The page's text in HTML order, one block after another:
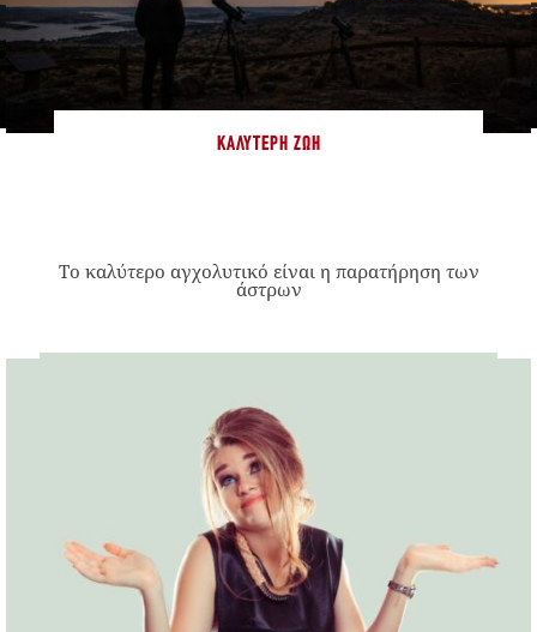
ΚΑΛΎΤΕΡΗ ΖΩΉ
Το καλύτερο αγχολυτικό είναι η παρατήρηση των
άστρων